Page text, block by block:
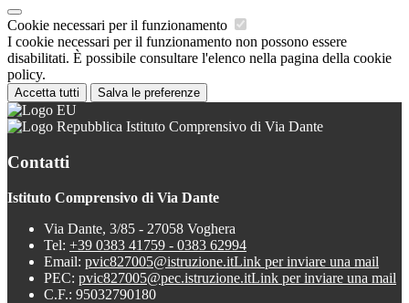
Cookie necessari per il funzionamento
I cookie necessari per il funzionamento non possono essere
disabilitati. È possibile consultare l'elenco nella pagina della cookie
policy.
Accetta tutti Salva le preferenze
Istituto Comprensivo di Via Dante
Contatti
Istituto Comprensivo di Via Dante
Via Dante, 3/85 - 27058 Voghera
Tel: +39 0383 41759 - 0383 62994
Email: pvic827005@istruzione.itLink per inviare una mail
PEC: pvic827005@pec.istruzione.itLink per inviare una mail
C.F.: 95032790180